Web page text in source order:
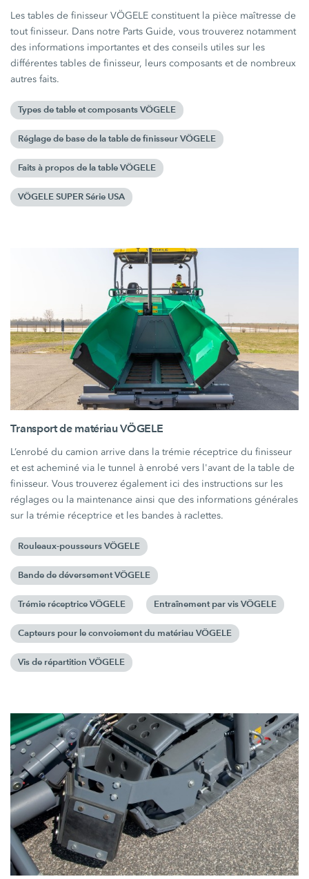
Les tables de finisseur VÖGELE constituent la pièce maîtresse de
tout finisseur. Dans notre Parts Guide, vous trouverez notamment
des informations importantes et des conseils utiles sur les
différentes tables de finisseur, leurs composants et de nombreux
autres faits.
Types de table et composants VÖGELE
Réglage de base de la table de finisseur VÖGELE
Faits à propos de la table VÖGELE
VÖGELE SUPER Série USA
Transport de matériau VÖGELE
L’enrobé du camion arrive dans la trémie réceptrice du finisseur
et est acheminé via le tunnel à enrobé vers l'avant de la table de
finisseur. Vous trouverez également ici des instructions sur les
réglages ou la maintenance ainsi que des informations générales
sur la trémie réceptrice et les bandes à raclettes.
Rouleaux-pousseurs VÖGELE
Bande de déversement VÖGELE
Trémie réceptrice VÖGELE Entraînement par vis VÖGELE
Capteurs pour le convoiement du matériau VÖGELE
Vis de répartition VÖGELE